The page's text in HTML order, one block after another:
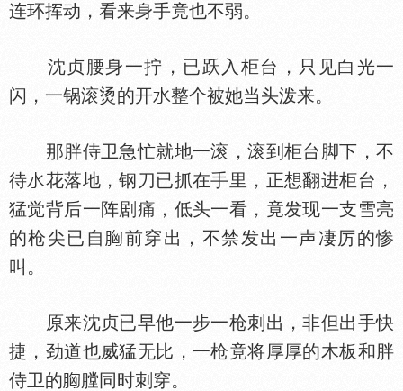
连环挥动，看来身手竟也不弱。
沈贞腰身一拧，已跃入柜台，只见白光一
闪，一锅滚烫的开
整个被她当头泼来。
那胖侍卫急忙就地一滚，滚到柜台脚下，不
待
花落地，钢刀已抓在手里，正想翻进柜台，
猛觉背后一阵剧痛，低头一看，竟发现一支雪亮
的枪尖已自
前穿出，不禁发出一声凄厉的惨
叫。
原来沈贞已早他一步一枪刺出，非但出手快
捷，劲道也威猛无比，一枪竟将厚厚的木板和胖
侍卫的
膛同时刺穿。